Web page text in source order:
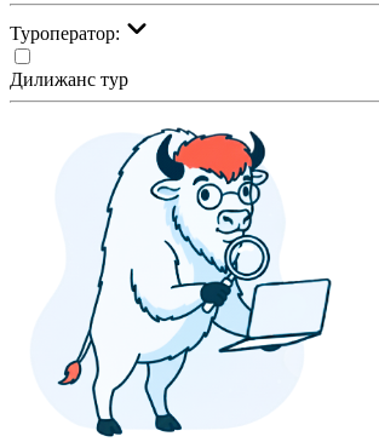
Туроператор:
Дилижанс тур